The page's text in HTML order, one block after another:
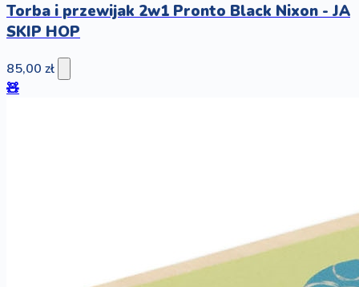
Torba i przewijak 2w1 Pronto Black Nixon - JA
SKIP HOP
85,00 zł
🧸